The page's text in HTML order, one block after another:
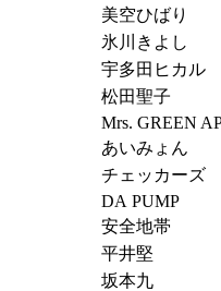
美空ひばり
氷川きよし
宇多田ヒカル
松田聖子
Mrs. GREEN
あいみょん
チェッカーズ
DA PUMP
安全地帯
平井堅
坂本九